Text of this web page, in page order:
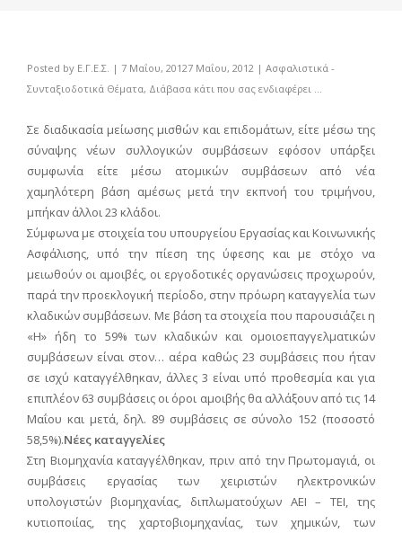
Posted by Ε.Γ.Ε.Σ. | 7 Μαΐου, 20127 Μαΐου, 2012 | Ασφαλιστικά -
Συνταξιοδοτικά Θέματα, Διάβασα κάτι που σας ενδιαφέρει ...
Σε διαδικασία μείωσης μισθών και επιδομάτων, είτε μέσω της
σύναψης νέων συλλογικών συμβάσεων εφόσον υπάρξει
συμφωνία είτε μέσω ατομικών συμβάσεων από νέα
χαμηλότερη βάση αμέσως μετά την εκπνοή του τριμήνου,
μπήκαν άλλοι 23 κλάδοι.
Σύμφωνα με στοιχεία του υπουργείου Εργασίας και Κοινωνικής
Ασφάλισης, υπό την πίεση της ύφεσης και με στόχο να
μειωθούν οι αμοιβές, οι εργοδοτικές οργανώσεις προχωρούν,
παρά την προεκλογική περίοδο, στην πρόωρη καταγγελία των
κλαδικών συμβάσεων. Με βάση τα στοιχεία που παρουσιάζει η
«Η» ήδη το 59% των κλαδικών και ομοιοεπαγγελματικών
συμβάσεων είναι στον… αέρα καθώς 23 συμβάσεις που ήταν
σε ισχύ καταγγέλθηκαν, άλλες 3 είναι υπό προθεσμία και για
επιπλέον 63 συμβάσεις οι όροι αμοιβής θα αλλάξουν από τις 14
Μαΐου και μετά, δηλ. 89 συμβάσεις σε σύνολο 152 (ποσοστό
58,5%).Νέες καταγγελίες
Στη Βιομηχανία καταγγέλθηκαν, πριν από την Πρωτομαγιά, οι
συμβάσεις εργασίας των χειριστών ηλεκτρονικών
υπολογιστών βιομηχανίας, διπλωματούχων ΑΕΙ – ΤΕΙ, της
κυτιοποιίας, της χαρτοβιομηχανίας, των χημικών, των